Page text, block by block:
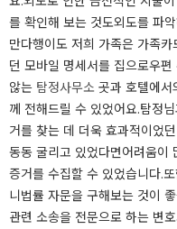
를 확인해 보는 것도​외도를 파
만다행이도 저희 가족은 가족
던 모바일 명세서를 집으로​우
않는 탐정사무소 곳과 호텔에서
께 전해드릴 수 있었어요.​탐정
거를 찾는 데 더욱 효과적이었
동동 굴리고 있었다면​어려움이
증거를 수집할 수 있었습니다.​
니​법률 자문을 구해보는 것이
관련 소송을 전문으로 하는 변